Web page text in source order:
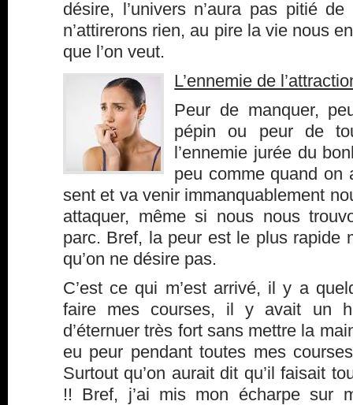
désire, l’univers n’aura pas pitié
n’attirerons rien, au pire la vie nous
que l’on veut.
L’ennemie de
Peur de manquer,
pépin ou peur de
l’ennemie jurée du
peu comme quand on
sent et va venir immanquablement
attaquer, même si nous nous
parc. Bref, la peur est le plus rapide
qu’on ne désire pas.
C’est ce qui m’est arrivé, il y a
faire mes courses, il y avait un
d’éternuer très fort sans mettre la
eu peur pendant toutes mes
Surtout qu’on aurait dit qu’il faisait
!! Bref, j’ai mis mon écharpe sur